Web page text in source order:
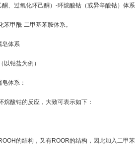
、过氧化环己酮） -环烷酸钴（或异辛酸钴）体系
苯甲酰-二甲基苯胺体系。
皂体系
钴盐为例）
体系：
烷酸钴的反应，大致可表示如下：
的结构，又有ROOR的结构，因此加入二甲苯